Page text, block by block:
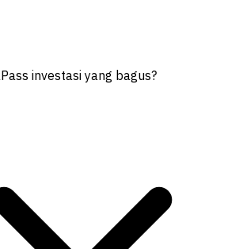
investasi yang bagus?